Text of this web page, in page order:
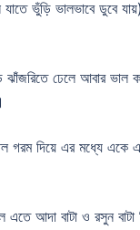
যাতে ভুঁড়ি ভালভাবে ডুবে
ঝাঁজরিতে ঢেলে আবার ভাল
গরম দিয়ে এর মধ্যে
আদা বাটা ও রসুন